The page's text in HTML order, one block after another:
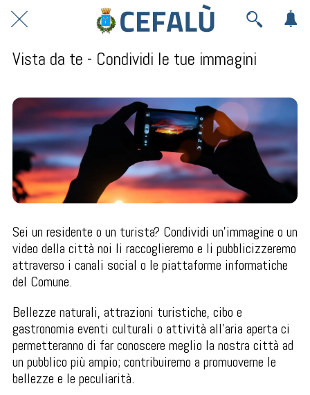
Vista da te - Condividi le tue immagini
Sei un residente o un turista? Condividi un'immagine o un
video della città noi li raccoglieremo e li pubblicizzeremo
attraverso i canali social o le piattaforme informatiche
del Comune.
Bellezze naturali, attrazioni turistiche, cibo e
gastronomia eventi culturali o attività all'aria aperta ci
permetteranno di far conoscere meglio la nostra città ad
un pubblico più ampio; contribuiremo a promuoverne le
bellezze e le peculiarità.